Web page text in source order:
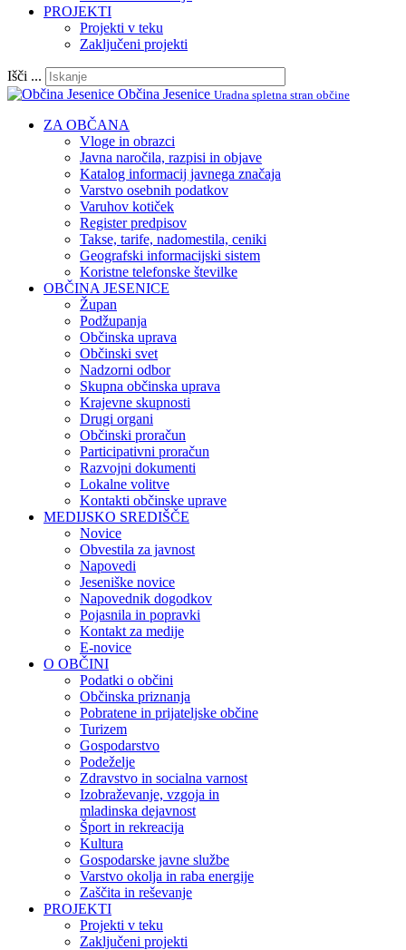
PROJEKTI
Projekti v teku
Zaključeni projekti
Išči ...
Občina Jesenice Uradna spletna stran občine
ZA OBČANA
Vloge in obrazci
Javna naročila, razpisi in objave
Katalog informacij javnega značaja
Varstvo osebnih podatkov
Varuhov kotiček
Register predpisov
Takse, tarife, nadomestila, ceniki
Geografski informacijski sistem
Koristne telefonske številke
OBČINA JESENICE
Župan
Podžupanja
Občinska uprava
Občinski svet
Nadzorni odbor
Skupna občinska uprava
Krajevne skupnosti
Drugi organi
Občinski proračun
Participativni proračun
Razvojni dokumenti
Lokalne volitve
Kontakti občinske uprave
MEDIJSKO SREDIŠČE
Novice
Obvestila za javnost
Napovedi
Jeseniške novice
Napovednik dogodkov
Pojasnila in popravki
Kontakt za medije
E-novice
O OBČINI
Podatki o občini
Občinska priznanja
Pobratene in prijateljske občine
Turizem
Gospodarstvo
Podeželje
Zdravstvo in socialna varnost
Izobraževanje, vzgoja in
mladinska dejavnost
Šport in rekreacija
Kultura
Gospodarske javne službe
Varstvo okolja in raba energije
Zaščita in reševanje
PROJEKTI
Projekti v teku
Zaključeni projekti